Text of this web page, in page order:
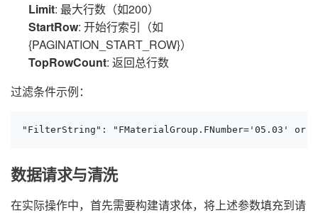
Limit: 最大行数（如200）
StartRow: 开始行索引（如
{PAGINATION_START_ROW}）
TopRowCount: 返回总行数
过滤条件示例：
"FilterString": "FMaterialGroup.FNumber='05.03' or
数据请求与清洗
在实际操作中，首先需要构建请求体，将上述参数填充到请